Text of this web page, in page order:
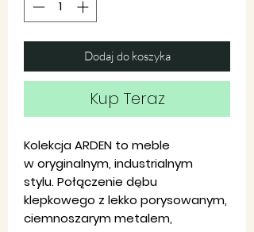
Dodaj do koszyka
Kup Teraz
Kolekcja ARDEN to meble
w oryginalnym, industrialnym
stylu. Połączenie dębu
klepkowego z lekko porysowanym,
ciemnoszarym metalem,